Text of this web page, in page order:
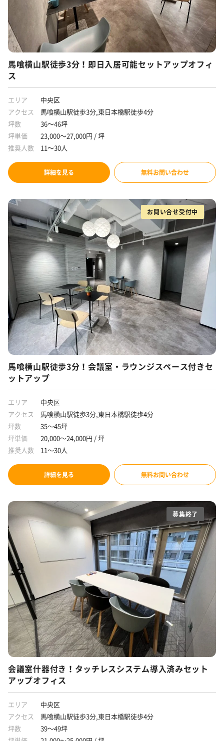
馬喰横山駅徒歩3分！即日入居可能セットアップオフィ
ス
エリア
中央区
アクセス
馬喰横山駅徒歩3分,東日本橋駅徒歩4分
坪数
36～46坪
坪単価
23,000～27,000円 / 坪
推奨人数
11～30人
詳細を見る 無料お問い合わせ
お問い合せ受付中
馬喰横山駅徒歩3分！会議室・ラウンジスペース付きセ
ットアップ
エリア
中央区
アクセス
馬喰横山駅徒歩3分,東日本橋駅徒歩4分
坪数
35～45坪
坪単価
20,000～24,000円 / 坪
推奨人数
11～30人
詳細を見る 無料お問い合わせ
募集終了
会議室什器付き！タッチレスシステム導入済みセット
アップオフィス
エリア
中央区
アクセス
馬喰横山駅徒歩3分,東日本橋駅徒歩4分
坪数
39～49坪